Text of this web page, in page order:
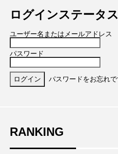
ログインステータス
ユーザー名またはメールアドレス
パスワード
パスワードをお忘れで
RANKING